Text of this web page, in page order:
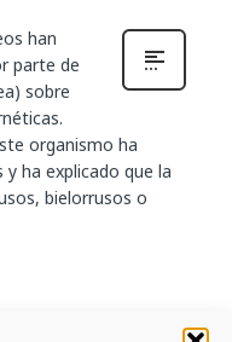
han
parte de
sobre
organismo ha
ha explicado que la
bielorrusos o